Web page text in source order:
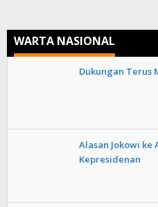
WARTA NASIONAL
Dukungan Terus
Alasan Jokowi ke
Kepresidenan